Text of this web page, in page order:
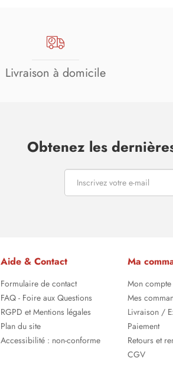
Livraison à domicile
Obtenez les
Aide & Contact
Formulaire de contact
FAQ - Foire aux Questions
RGPD et Mentions légales
Plan du site
Accessibilité : non-conforme
Ma
Mon compte
Mes
Livraison /
Paiement
Retours et
CGV